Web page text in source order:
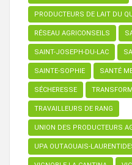
PRODUCTEURS DE LAIT DU
RÉSEAU AGRICONSEILS
SAINT-JOSEPH-DU-LAC
SAINTE-SOPHIE SANTÉ
SÉCHERESSE
TRAVAILLEURS DE RANG
UNION DES PRODUCTEURS
UPA OUTAOUAIS-